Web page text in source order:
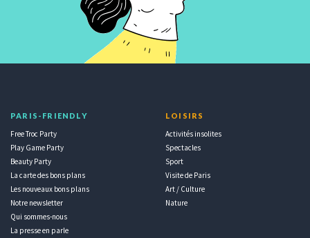
PARIS-FRIENDLY
Free Troc Party
Play Game Party
Beauty Party
La carte des bons plans
Les nouveaux bons plans
Notre newsletter
Qui sommes-nous
La presse en parle
LOISIRS
Activités insolites
Spectacles
Sport
Visite de Paris
Art / Culture
Nature